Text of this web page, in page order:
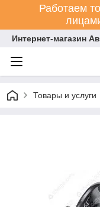
Работаем
Интернет-магазин
Товары и услуги